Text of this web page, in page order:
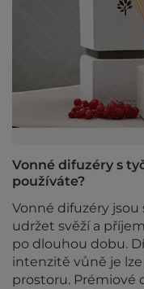
Vonné difuzéry s
používáte?
Vonné difuzéry
udržet svěží a
po dlouhou dobu.
intenzitě vůně je
prostoru. Prémiové